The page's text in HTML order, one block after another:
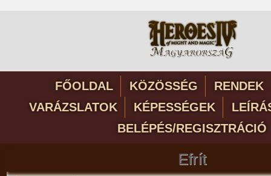
FŐOLDAL KÖZÖSSÉG
RENDEK
VARÁZSLATOK
KÉPESSÉGEK
BELÉPÉS/REGISZTRÁCIÓ
Efrít